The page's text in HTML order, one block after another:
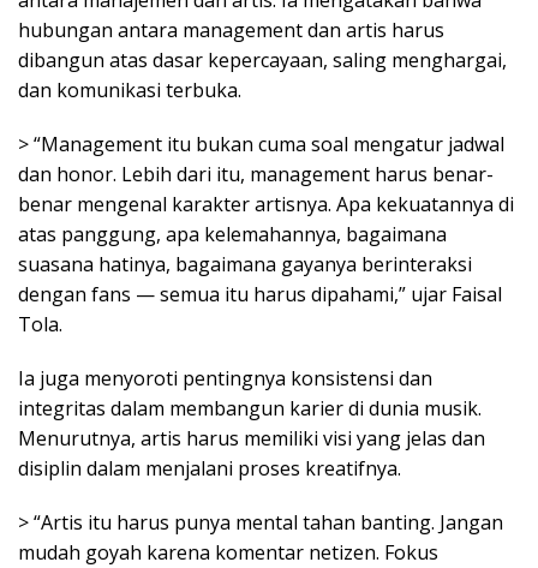
hubungan antara management dan artis harus
dibangun atas dasar kepercayaan, saling menghargai,
dan komunikasi terbuka.
> “Management itu bukan cuma soal mengatur jadwal
dan honor. Lebih dari itu, management harus benar-
benar mengenal karakter artisnya. Apa kekuatannya di
atas panggung, apa kelemahannya, bagaimana
suasana hatinya, bagaimana gayanya berinteraksi
dengan fans — semua itu harus dipahami,” ujar Faisal
Tola.
Ia juga menyoroti pentingnya konsistensi dan
integritas dalam membangun karier di dunia musik.
Menurutnya, artis harus memiliki visi yang jelas dan
disiplin dalam menjalani proses kreatifnya.
> “Artis itu harus punya mental tahan banting. Jangan
mudah goyah karena komentar netizen. Fokus